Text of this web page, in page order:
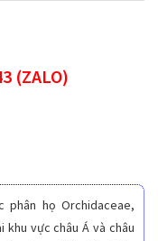
(ZALO)
phân họ Orchidaceae,
vực châu Á và châu